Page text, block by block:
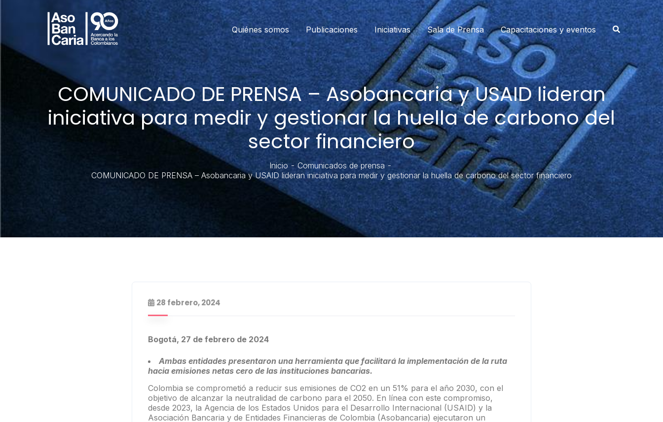
Quiénes somos Publicaciones Iniciativas Sala de Prensa Capacitaciones y eventos
COMUNICADO DE PRENSA – Asobancaria y USAID lideran
iniciativa para medir y gestionar la huella de carbono del
sector financiero
Inicio
Comunicados de prensa
COMUNICADO DE PRENSA – Asobancaria y USAID lideran iniciativa para medir y gestionar la huella de carbono del sector financiero
28 febrero, 2024
Bogotá, 27 de febrero de 2024
Ambas entidades presentaron una herramienta que facilitará la implementación de la ruta
hacia emisiones netas cero de las instituciones bancarias.
Colombia se comprometió a reducir sus emisiones de CO2 en un 51% para el año 2030, con el
objetivo de alcanzar la neutralidad de carbono para el 2050. En línea con este compromiso,
desde 2023, la Agencia de los Estados Unidos para el Desarrollo Internacional (USAID) y la
Asociación Bancaria y de Entidades Financieras de Colombia (Asobancaria) ejecutaron un